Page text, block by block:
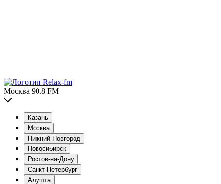
Москва 90.8 FM
Казань
Москва
Нижний Новгород
Новосибирск
Ростов-на-Дону
Санкт-Петербург
Алушта